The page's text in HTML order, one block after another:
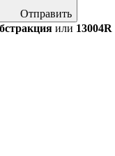
Отправить
или 13004R